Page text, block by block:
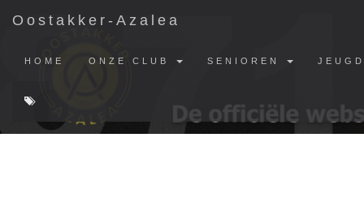
Oostakker-Azalea
HOME ONZE CLUB SENIOREN